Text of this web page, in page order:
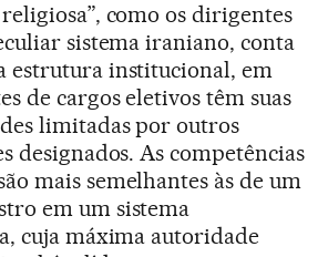
como os dirigentes
sistema iraniano, conta
estrutura institucional, em
de cargos eletivos têm suas
limitadas por outros
designados. As competências
mais semelhantes às de um
em um sistema
cuja máxima autoridade